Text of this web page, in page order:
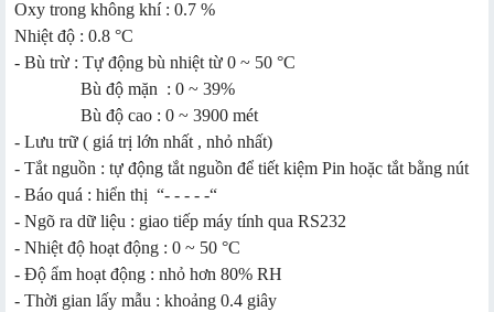
Oxy trong không khí : 0.7 %
Nhiệt độ : 0.8 °C
- Bù trừ : Tự động bù nhiệt từ 0 ~ 50 °C
Bù độ mặn : 0 ~ 39%
Bù độ cao : 0 ~ 3900 mét
- Lưu trữ ( giá trị lớn nhất , nhỏ nhất)
- Tắt nguồn : tự động tắt nguồn để tiết kiệm Pin hoặc tắt bằng nút
- Báo quá : hiển thị “- - - - -“
- Ngõ ra dữ liệu : giao tiếp máy tính qua RS232
- Nhiệt độ hoạt động : 0 ~ 50 °C
- Độ ẩm hoạt động : nhỏ hơn 80% RH
- Thời gian lấy mẫu : khoảng 0.4 giây